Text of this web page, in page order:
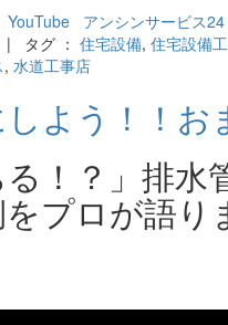
YouTube アンシンサービス24
| タグ ： 住宅設備, 住宅設備
, 水道工事店
よう！！お
る！？」排
プロが語り